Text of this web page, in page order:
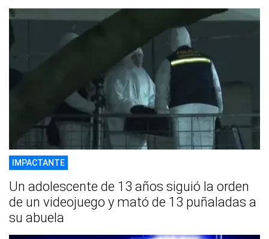
IMPACTANTE
Un adolescente de 13 años siguió la orden
de un videojuego y mató de 13 puñaladas a
su abuela